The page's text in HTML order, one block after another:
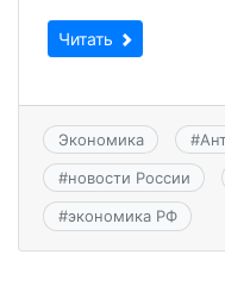
Читать
Экономика #
#новости России
#экономика РФ